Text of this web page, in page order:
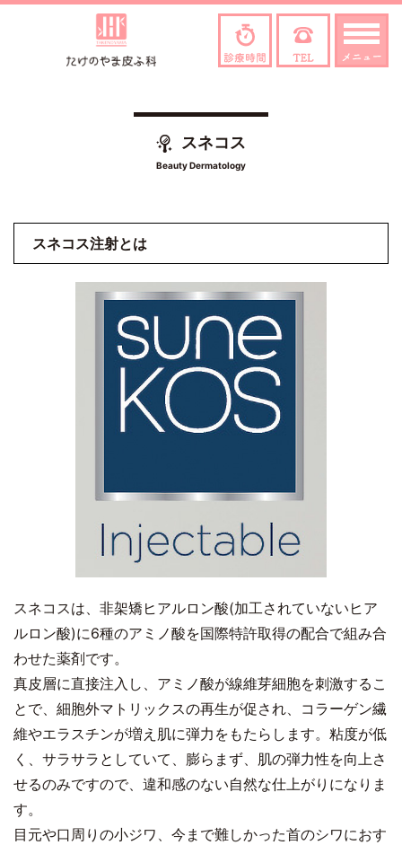
スネコス
Beauty Dermatology
スネコス注射とは
スネコスは、非架矯ヒアルロン酸(加工されていないヒア
ルロン酸)に6種のアミノ酸を国際特許取得の配合で組み合
わせた薬剤です。
真皮層に直接注入し、アミノ酸が線維芽細胞を刺激するこ
とで、細胞外マトリックスの再生が促され、コラーゲン繊
維やエラスチンが増え肌に弾力をもたらします。粘度が低
く、サラサラとしていて、膨らまず、肌の弾力性を向上さ
せるのみですので、違和感のない自然な仕上がりになりま
す。
目元や口周りの小ジワ、今まで難しかった首のシワにおす